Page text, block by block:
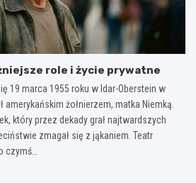
role i życie prywatne
19 marca 1955 roku w Idar-Oberstein w
żołnierzem, matka Niemką.
który przez dekady grał najtwardszych
zmagał się z jąkaniem. Teatr
czymś…